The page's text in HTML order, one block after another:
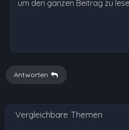
um den ganzen Beitrag zu
Antworten
Vergleichbare Themen